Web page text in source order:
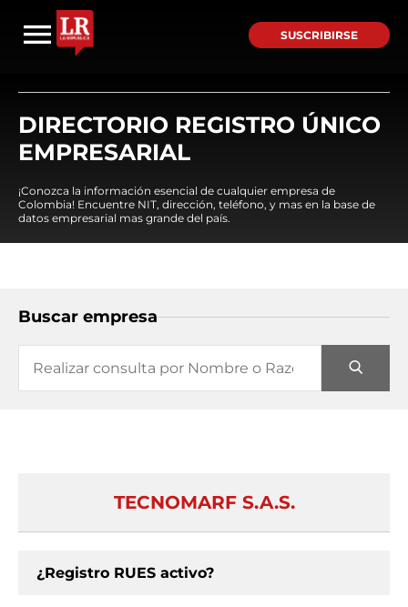
SUSCRIBIRSE
DIRECTORIO REGISTRO ÚNICO
EMPRESARIAL
¡Conozca la información esencial de cualquier empresa de
Colombia! Encuentre NIT, dirección, teléfono, y mas en la base de
datos empresarial mas grande del país.
Buscar empresa
TECNOMARF S.A.S.
¿Registro RUES activo?